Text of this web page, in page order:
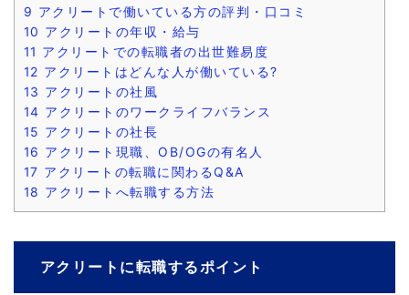
9 アクリートで働いている方の評判・口コミ
10 アクリートの年収・給与
11 アクリートでの転職者の出世難易度
12 アクリートはどんな人が働いている?
13 アクリートの社風
14 アクリートのワークライフバランス
15 アクリートの社長
16 アクリート現職、OB/OGの有名人
17 アクリートの転職に関わるQ&A
18 アクリートへ転職する方法
アクリートに転職するポイント